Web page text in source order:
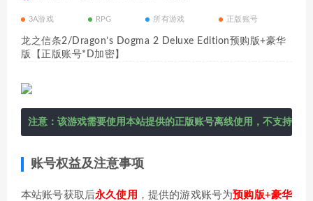
3A游戏 RPG 所有游戏 正版账号
龙之信条2/Dragon’s Dogma 2 Deluxe Edition预购版+豪华
版【正版账号*D加密】
注意：该游戏需要使用本站提供的正版账号离线使用，不支持在
账号权益及注意事项
本站账号获取后永久使用 ，提供的游戏账号为预购版+豪华